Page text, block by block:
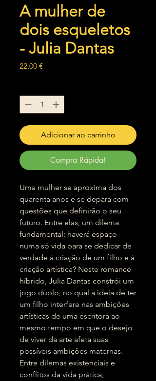
A mulher de
dois esqueletos
- Julia Dantas
22,00 €
Adicionar ao carrinho
Compra Rápida!
Uma mulher se aproxima dos
quarenta anos e se depara com
questões que definirão o seu
futuro. Entre elas, um dilema
fundamental: haverá espaço
numa só vida para se dedicar de
verdade à criação de um filho e à
criação artística? Neste romance
híbrido, Julia Dantas constrói um
jogo duplo, no qual a ideia de ter
um filho interfere nas ambições
artísticas de uma escritora ao
mesmo tempo em que o desejo
de viver da arte afeta suas
possíveis ambições maternas.
Entre dilemas existenciais e
conflitos da vida prática,